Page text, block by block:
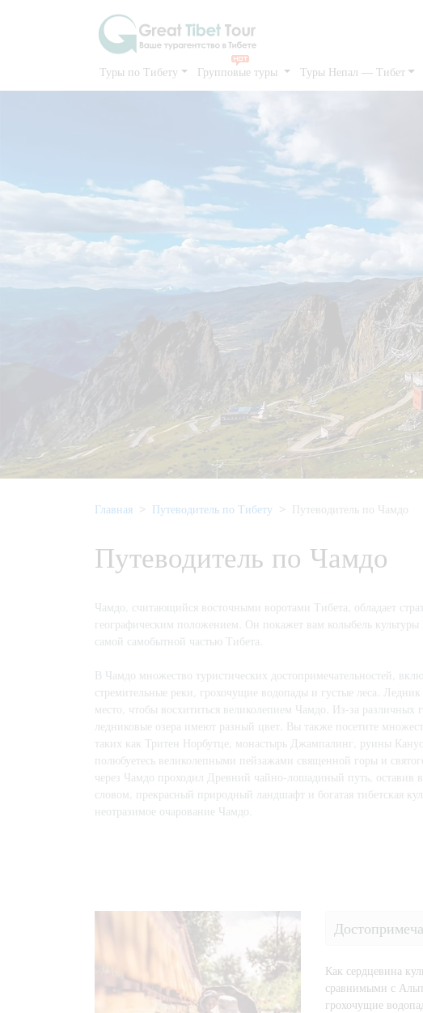
Туры по Тибету Групповые туры Туры Непал — Тибет
Главная Путеводитель по Тибету Путеводитель по Чамдо
Путеводитель по Чамдо
Чамдо, считающийся восточными воротами Тибета, обладает
географическим положением. Он покажет вам колыбель культуры
самой самобытной частью Тибета.
В Чамдо множество туристических достопримечательностей,
стремительные реки, грохочущие водопады и густые леса.
место, чтобы восхититься великолепием Чамдо. Из-за различных
ледниковые озера имеют разный цвет. Вы также посетите
таких как Тритен Норбутце, монастырь Джампалинг, руины
полюбуетесь великолепными пейзажами священной горы и
через Чамдо проходил Древний чайно-лошадиный путь, оставив
словом, прекрасный природный ландшафт и богатая тибетская
неотразимое очарование Чамдо.
Как сердцевина
сравнимыми с
грохочущие